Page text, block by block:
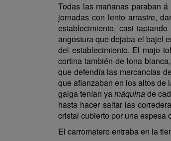
Todas las mañanas paraban
jornadas con lento arrastre,
establecimiento, casi
angostura que dejaba el bajel
del establecimiento. El majo
cortina también de lona
que defendía las mercancías
que afianzaban en los altos de
galga tenían yamáquina de
hasta hacer saltar las
cristal cubierto por una espesa
El carromatero entraba en la